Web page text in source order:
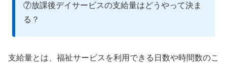
⑦放課後デイサービスの支給量はどうやって決ま
る？
支給量とは、福祉サービスを利用できる日数や時間数のこ